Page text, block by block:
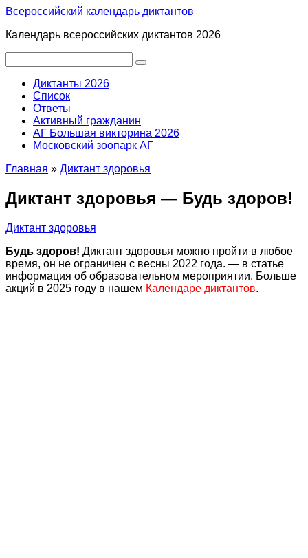
Перейти
контенту
Всероссийский календарь диктантов
Календарь всероссийских диктантов 2026
Диктанты 2026
Список
Ответы
Активный гражданин
АГ Большая викторина 2026
Московский зоопарк АГ
Главная » Диктант здоровья
Диктант здоровья — Будь здоров!
Диктант здоровья
Будь здоров! Диктант здоровья можно пройти в любое
время, он не ограничен с весны 2022 года. — в статье
информация об образовательном мероприятии. Больше
акций в 2025 году в нашем Календаре диктантов.